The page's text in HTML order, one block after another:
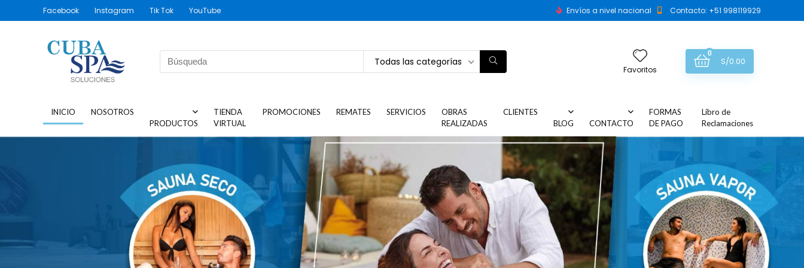
Facebook Instagram Tik Tok YouTube Envíos a nivel nacional Contacto: +51 998119929
Todas las categorías
Favoritos
0
S/0.00
INICIO
NOSOTROS
PRODUCTOS
TIENDA
VIRTUAL
PROMOCIONES REMATES SERVICIOS
OBRAS
REALIZADAS
CLIENTES
BLOG
CONTACTO
FORMAS
DE PAGO
Libro de
Reclamaciones